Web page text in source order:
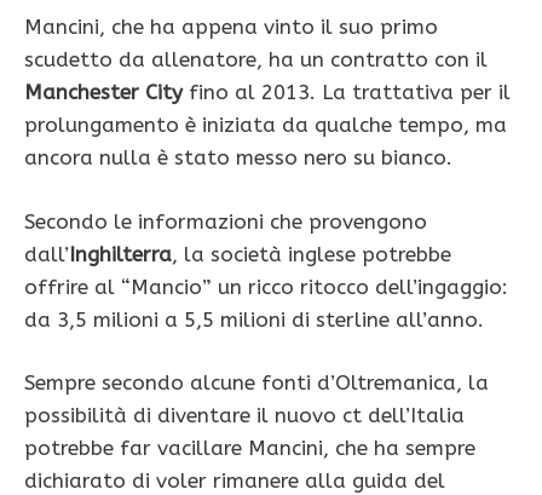
Mancini, che ha appena vinto il suo primo
scudetto da allenatore, ha un contratto con il
Manchester Cityfino al 2013. La trattativa per il
prolungamento è iniziata da qualche tempo, ma
ancora nulla è stato messo nero su bianco.
Secondo le informazioni che provengono
dall’Inghilterra, la società inglese potrebbe
offrire al “Mancio” un ricco ritocco dell’ingaggio:
da 3,5 milioni a 5,5 milioni di sterline all’anno.
Sempre secondo alcune fonti d’Oltremanica, la
possibilità di diventare il nuovo ct dell’Italia
potrebbe far vacillare Mancini, che ha sempre
dichiarato di voler rimanere alla guida del